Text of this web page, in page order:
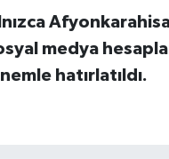
medya
hatırlatıldı.